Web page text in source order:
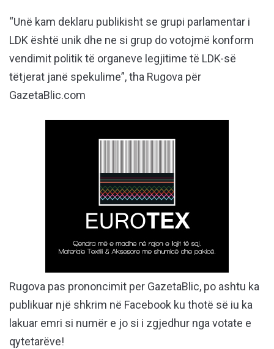
“Unë kam deklaru publikisht se grupi parlamentar i
LDK është unik dhe ne si grup do votojmë konform
vendimit politik të organeve legjitime të LDK-së
tëtjerat janë spekulime”, tha Rugova për
GazetaBlic.com
Rugova pas prononcimit per GazetaBlic, po ashtu ka
publikuar një shkrim në Facebook ku thotë së iu ka
lakuar emri si numër e jo si i zgjedhur nga votate e
qytetarëve!